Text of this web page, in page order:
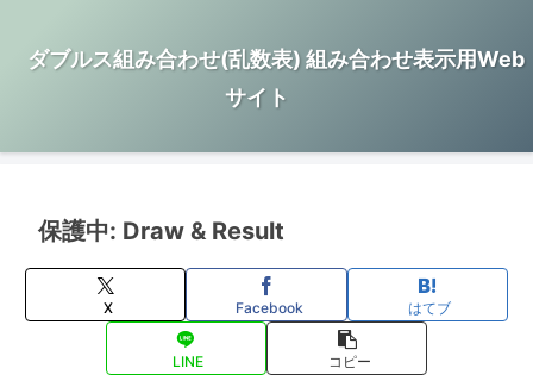
ダブルス組み合わせ(乱数表) 組み合わせ表示用Web
サイト
保護中: Draw & Result
X Facebook はてブ
LINE コピー